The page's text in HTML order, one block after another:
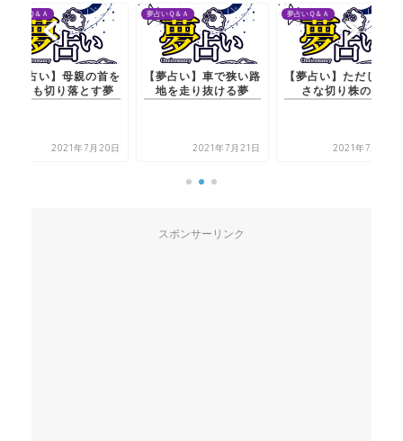
夢占いＱ＆Ａ
【夢占い】車で狭い路
地を走り抜ける夢
2021年7月21日
夢占いＱ＆Ａ
【夢占い】ただし、小
さな切り株の夢
2021年7月21日
夢占いＱ＆Ａ
【夢占い】母親の首を
2021年7月20日
スポンサーリンク